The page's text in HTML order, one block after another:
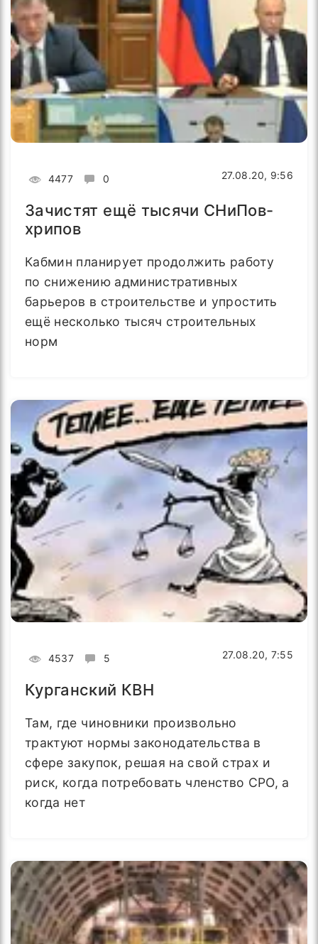
4477 0 27.08.20, 9:56
Зачистят ещё тысячи СНиПов-
хрипов
Кабмин планирует продолжить работу
по снижению административных
барьеров в строительстве и упростить
ещё несколько тысяч строительных
норм
4537 5 27.08.20, 7:55
Курганский КВН
Там, где чиновники произвольно
трактуют нормы законодательства в
сфере закупок, решая на свой страх и
риск, когда потребовать членство СРО, а
когда нет